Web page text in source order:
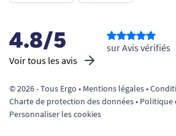
4.8/5
Voir tous les avis
sur Avis vérifiés
© 2026 - Tous Ergo • Mentions légales•
Charte de protection des données• Politique
Personnaliser les cookies